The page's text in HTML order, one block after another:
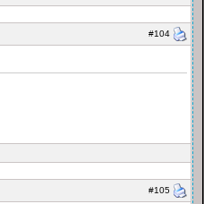
#104
#105